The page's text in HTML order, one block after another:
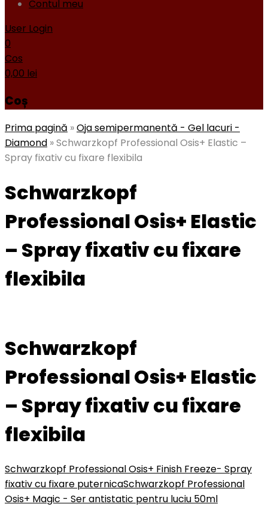
Contul meu
User Login
0
Cos
0,00 lei
Coș
Prima pagină »Oja semipermanentă - Gel lacuri -
Diamond »Schwarzkopf Professional Osis+ Elastic –
Spray fixativ cu fixare flexibila
Schwarzkopf
Professional Osis+ Elastic
– Spray fixativ cu fixare
flexibila
Schwarzkopf
Professional Osis+ Elastic
– Spray fixativ cu fixare
flexibila
Schwarzkopf Professional Osis+ Finish Freeze- Spray
fixativ cu fixare puternicaSchwarzkopf Professional
Osis+ Magic - Ser antistatic pentru luciu 50ml